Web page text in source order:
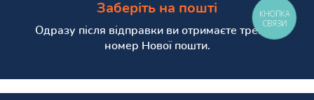
Заберіть на пошті
Одразу після відправки ви отримаєте трекінг
номер Нової пошти.
КНОПКА
СВЯЗИ